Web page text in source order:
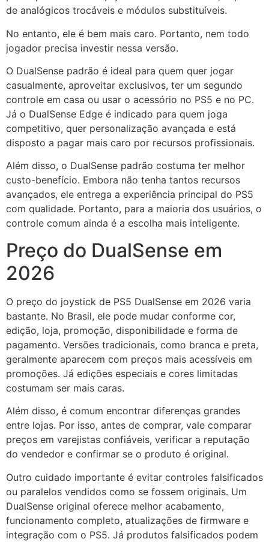
de analógicos trocáveis e módulos substituíveis.
No entanto, ele é bem mais caro. Portanto, nem todo
jogador precisa investir nessa versão.
O DualSense padrão é ideal para quem quer jogar
casualmente, aproveitar exclusivos, ter um segundo
controle em casa ou usar o acessório no PS5 e no PC.
Já o DualSense Edge é indicado para quem joga
competitivo, quer personalização avançada e está
disposto a pagar mais caro por recursos profissionais.
Além disso, o DualSense padrão costuma ter melhor
custo-benefício. Embora não tenha tantos recursos
avançados, ele entrega a experiência principal do PS5
com qualidade. Portanto, para a maioria dos usuários, o
controle comum ainda é a escolha mais inteligente.
Preço do DualSense em
2026
O preço do joystick de PS5 DualSense em 2026 varia
bastante. No Brasil, ele pode mudar conforme cor,
edição, loja, promoção, disponibilidade e forma de
pagamento. Versões tradicionais, como branca e preta,
geralmente aparecem com preços mais acessíveis em
promoções. Já edições especiais e cores limitadas
costumam ser mais caras.
Além disso, é comum encontrar diferenças grandes
entre lojas. Por isso, antes de comprar, vale comparar
preços em varejistas confiáveis, verificar a reputação
do vendedor e confirmar se o produto é original.
Outro cuidado importante é evitar controles falsificados
ou paralelos vendidos como se fossem originais. Um
DualSense original oferece melhor acabamento,
funcionamento completo, atualizações de firmware e
integração com o PS5. Já produtos falsificados podem